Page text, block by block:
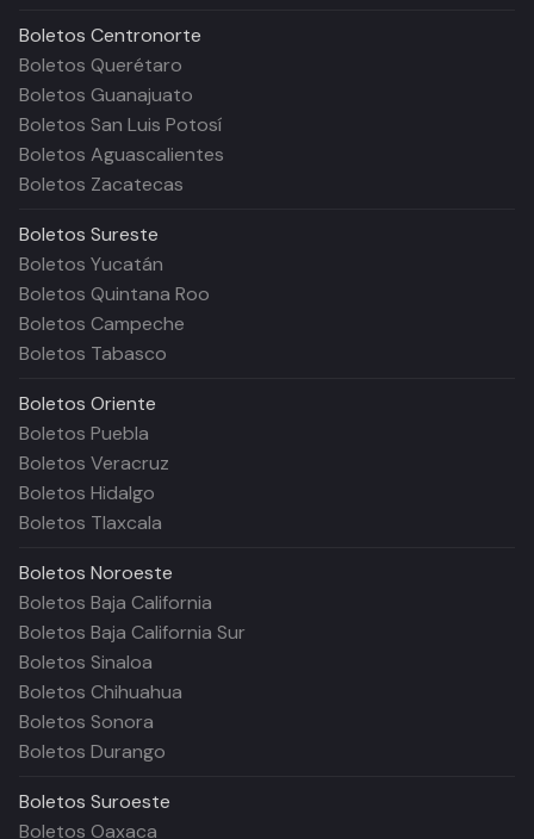
Boletos Centronorte
Boletos Querétaro
Boletos Guanajuato
Boletos San Luis Potosí
Boletos Aguascalientes
Boletos Zacatecas
Boletos Sureste
Boletos Yucatán
Boletos Quintana Roo
Boletos Campeche
Boletos Tabasco
Boletos Oriente
Boletos Puebla
Boletos Veracruz
Boletos Hidalgo
Boletos Tlaxcala
Boletos Noroeste
Boletos Baja California
Boletos Baja California Sur
Boletos Sinaloa
Boletos Chihuahua
Boletos Sonora
Boletos Durango
Boletos Suroeste
Boletos Oaxaca